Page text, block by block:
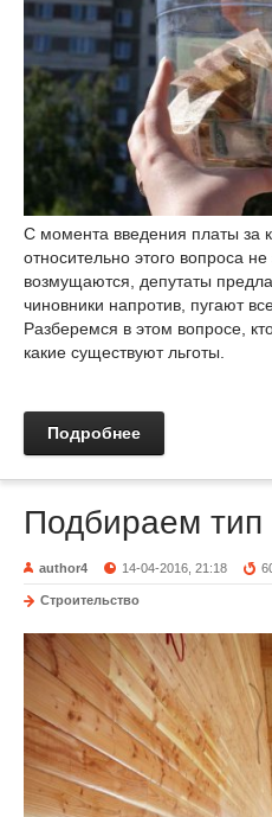
С момента введения платы за
относительно этого вопроса
возмущаются, депутаты
чиновники напротив, пугают
Разберемся в этом вопросе,
какие существуют льготы.
Подробнее
Подбираем тип
author4 14-04-2016, 21:18
Строительство